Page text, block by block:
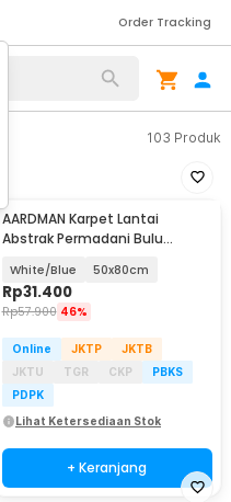
Order Tracking
103 Produk
AARDMAN Karpet Lantai
Abstrak Permadani Bulu
BQ001
White/Blue 50x80cm
Rp31.400
Rp57.900 46%
Online JKTP
JKTB
JKTU
TGR CKP
PBKS
PDPK
Lihat Ketersediaan Stok
+ Keranjang